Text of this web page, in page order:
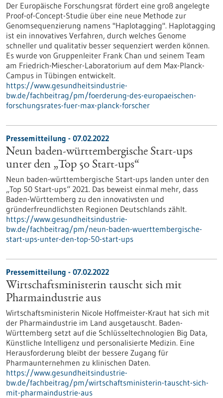
Der Europäische Forschungsrat fördert eine groß angelegte
Proof-of-Concept-Studie über eine neue Methode zur
Genomsequenzierung namens "Haplotagging". Haplotagging
ist ein innovatives Verfahren, durch welches Genome
schneller und qualitativ besser sequenziert werden können.
Es wurde von Gruppenleiter Frank Chan und seinem Team
am Friedrich-Miescher-Laboratorium auf dem Max-Planck-
Campus in Tübingen entwickelt.
https://www.gesundheitsindustrie-
bw.de/fachbeitrag/pm/foerderung-des-europaeischen-
forschungsrates-fuer-max-planck-forscher
Pressemitteilung - 07.02.2022
Neun baden-württembergische Start-ups
unter den „Top 50 Start-ups“
Neun baden-württembergische Start-ups landen unter den
„Top 50 Start-ups“ 2021. Das beweist einmal mehr, dass
Baden-Württemberg zu den innovativsten und
gründerfreundlichsten Regionen Deutschlands zählt.
https://www.gesundheitsindustrie-
bw.de/fachbeitrag/pm/neun-baden-wuerttembergische-
start-ups-unter-den-top-50-start-ups
Pressemitteilung - 07.02.2022
Wirtschaftsministerin tauscht sich mit
Pharmaindustrie aus
Wirtschaftsministerin Nicole Hoffmeister-Kraut hat sich mit
der Pharmaindustrie im Land ausgetauscht. Baden-
Württemberg setzt auf die Schlüsseltechnologien Big Data,
Künstliche Intelligenz und personalisierte Medizin. Eine
Herausforderung bleibt der bessere Zugang für
Pharmaunternehmen zu klinischen Daten.
https://www.gesundheitsindustrie-
bw.de/fachbeitrag/pm/wirtschaftsministerin-tauscht-sich-
mit-pharmaindustrie-aus